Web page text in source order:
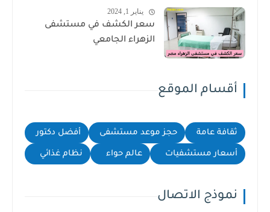
يناير 1, 2024
سعر الكشف في مستشفى
الزهراء الجامعي
أقسام الموقع
ثقافة عامة حجز موعد مستشفى أفضل دكتور
أسعار مستشفيات عالم حواء نظام غذائي
نموذج الاتصال